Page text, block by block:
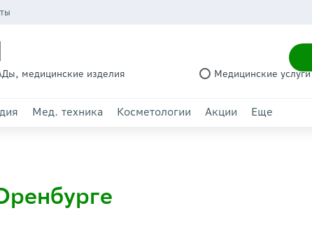
медицинские изделия Медицинские услуги
Мед. техника Косметологии Акции Еще